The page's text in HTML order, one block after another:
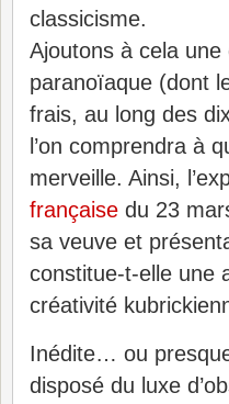
classicisme.
Ajoutons à cela
paranoïaque (dont
frais, au long des
l’on comprendra à
merveille. Ainsi,
française du 23
sa veuve et
constitue-t-elle une
créativité
Inédite… ou
disposé du luxe